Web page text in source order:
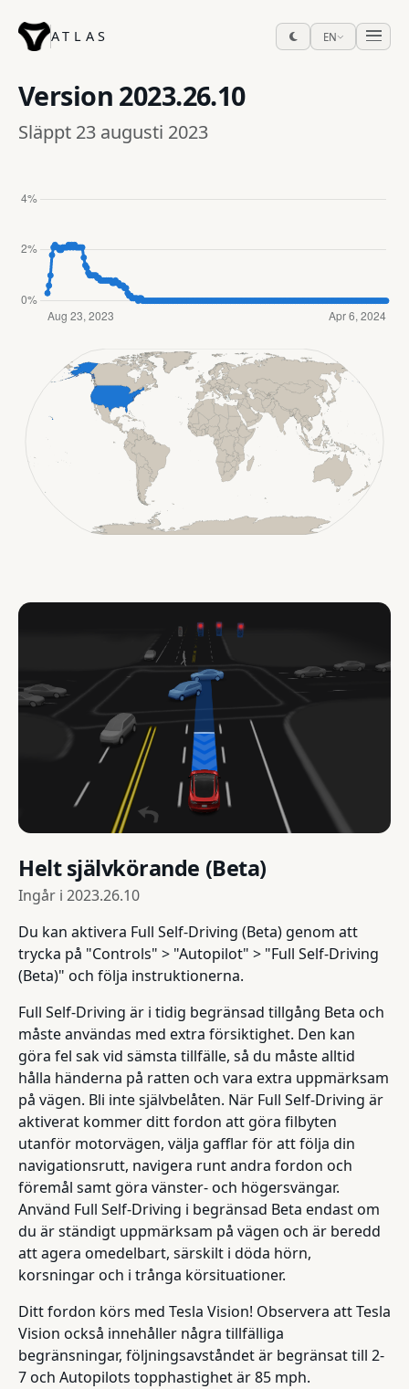
ATLAS EN
Version 2023.26.10
Släppt 23 augusti 2023
Helt självkörande (Beta)
Ingår i 2023.26.10
Du kan aktivera Full Self-Driving (Beta) genom att
trycka på "Controls" > "Autopilot" > "Full Self-Driving
(Beta)" och följa instruktionerna.
Full Self-Driving är i tidig begränsad tillgång Beta och
måste användas med extra försiktighet. Den kan
göra fel sak vid sämsta tillfälle, så du måste alltid
hålla händerna på ratten och vara extra uppmärksam
på vägen. Bli inte självbelåten. När Full Self-Driving är
aktiverat kommer ditt fordon att göra filbyten
utanför motorvägen, välja gafflar för att följa din
navigationsrutt, navigera runt andra fordon och
föremål samt göra vänster- och högersvängar.
Använd Full Self-Driving i begränsad Beta endast om
du är ständigt uppmärksam på vägen och är beredd
att agera omedelbart, särskilt i döda hörn,
korsningar och i trånga körsituationer.
Ditt fordon körs med Tesla Vision! Observera att Tesla
Vision också innehåller några tillfälliga
begränsningar, följningsavståndet är begränsat till 2-
7 och Autopilots topphastighet är 85 mph.